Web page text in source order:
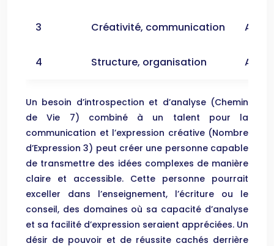
3 Créativité, communication Avec
4 Structure, organisation Avec
Un besoin d’introspection et d’analyse (Chemin
de Vie 7) combiné à un talent pour la
communication et l’expression créative (Nombre
d’Expression 3) peut créer une personne capable
de transmettre des idées complexes de manière
claire et accessible. Cette personne pourrait
exceller dans l’enseignement, l’écriture ou le
conseil, des domaines où sa capacité d’analyse
et sa facilité d’expression seraient appréciées. Un
désir de pouvoir et de réussite cachés derrière